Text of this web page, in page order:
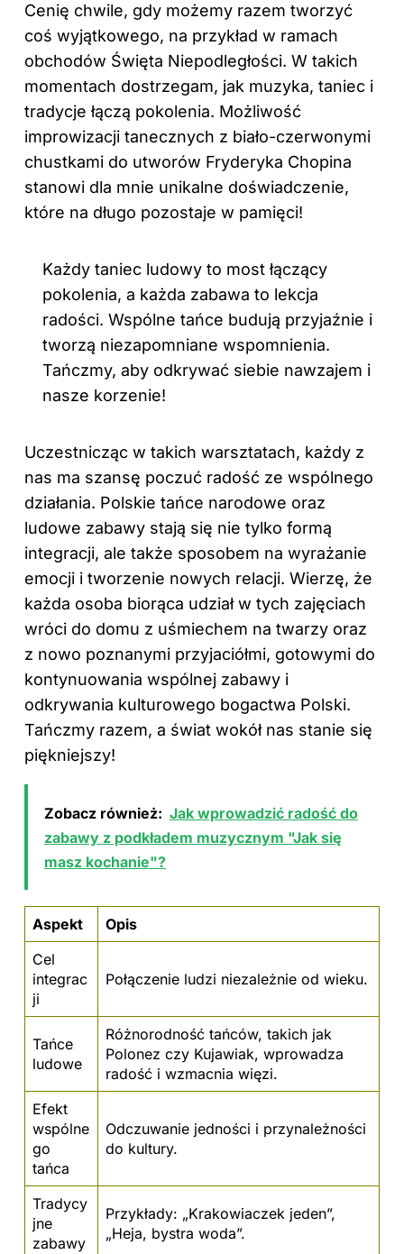
Cenię chwile, gdy możemy razem tworzyć
coś wyjątkowego, na przykład w ramach
obchodów Święta Niepodległości. W takich
momentach dostrzegam, jak muzyka, taniec i
tradycje łączą pokolenia. Możliwość
improwizacji tanecznych z biało-czerwonymi
chustkami do utworów Fryderyka Chopina
stanowi dla mnie unikalne doświadczenie,
które na długo pozostaje w pamięci!
Każdy taniec ludowy to most łączący
pokolenia, a każda zabawa to lekcja
radości. Wspólne tańce budują przyjaźnie i
tworzą niezapomniane wspomnienia.
Tańczmy, aby odkrywać siebie nawzajem i
nasze korzenie!
Uczestnicząc w takich warsztatach, każdy z
nas ma szansę poczuć radość ze wspólnego
działania. Polskie tańce narodowe oraz
ludowe zabawy stają się nie tylko formą
integracji, ale także sposobem na wyrażanie
emocji i tworzenie nowych relacji. Wierzę, że
każda osoba biorąca udział w tych zajęciach
wróci do domu z uśmiechem na twarzy oraz
z nowo poznanymi przyjaciółmi, gotowymi do
kontynuowania wspólnej zabawy i
odkrywania kulturowego bogactwa Polski.
Tańczmy razem, a świat wokół nas stanie się
piękniejszy!
Zobacz również: Jak wprowadzić radość do
zabawy z podkładem muzycznym "Jak się
masz kochanie"?
Aspekt
Opis
Cel
integrac
ji
Połączenie ludzi niezależnie od wieku.
Tańce
ludowe
Różnorodność tańców, takich jak
Polonez czy Kujawiak, wprowadza
radość i wzmacnia więzi.
Efekt
wspólne
go
tańca
Odczuwanie jedności i przynależności
do kultury.
Tradycy
jne
zabawy
Przykłady: „Krakowiaczek jeden”,
„Heja, bystra woda”.